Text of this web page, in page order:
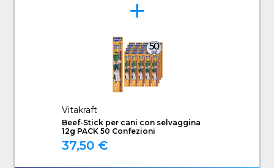
Vitakraft
Beef-Stick per cani con selvaggina
12g PACK 50 Confezioni
37,50 €